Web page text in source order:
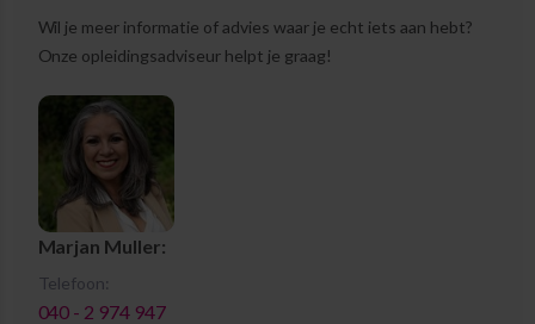
Wil je meer informatie of advies waar je echt iets aan hebt?
Onze opleidingsadviseur helpt je graag!
Marjan Muller:
Telefoon:
040 - 2 974 947